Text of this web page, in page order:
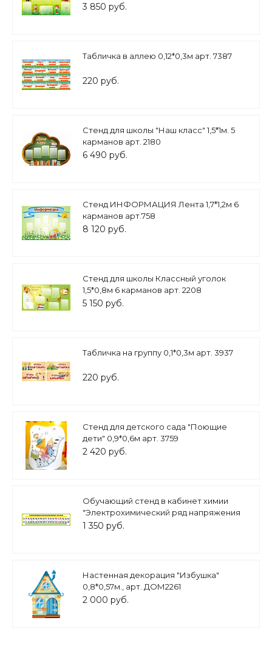
3 850 руб.
Табличка в аллею 0,12*0,3м арт. 7387
220 руб.
Стенд для школы "Наш класс" 1,5*1м. 5
карманов арт. 2180
6 490 руб.
Стенд ИНФОРМАЦИЯ Лента 1,7*1,2м 6
карманов арт.758
8 120 руб.
Стенд для школы Классный уголок
1,5*0,8м 6 карманов арт. 2208
5 150 руб.
Табличка на группу 0,1*0,3м арт. 3937
220 руб.
Стенд для детского сада "Поющие
дети" 0,9*0,6м арт. 3759
2 420 руб.
Обучающий стенд в кабинет химии
"Электрохимический ряд напряжения
металлов" 1,2*0,3м арт. 3724
1 350 руб.
Настенная декорация "Избушка"
0,8*0,57м., арт. ДОМ2261
2 000 руб.